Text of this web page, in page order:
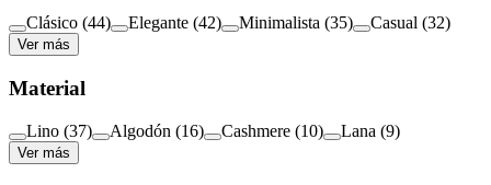
Clásico (44) Elegante (42) Minimalista (35) Casual (32)
Ver más
Material
Lino (37) Algodón (16) Cashmere (10) Lana (9)
Ver más